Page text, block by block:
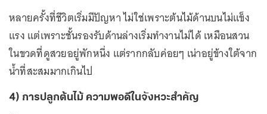
หลายครั้งที่ชีวิตเริ่มมีปัญหา ไม่ใช่เพราะต้นไม้ด้านบนไม่แข็ง
แรง แต่เพราะชั้นรองรับด้านล่างเริ่มทำงานไม่ได้ เหมือนสวน
ในขวดที่ดูสวยอยู่พักหนึ่ง แต่รากกลับค่อยๆ เน่าอยู่ข้างใต้จาก
น้ำที่สะสมมากเกินไป
4) การปลูกต้นไม้ ความพอดีในจังหวะสำคัญ